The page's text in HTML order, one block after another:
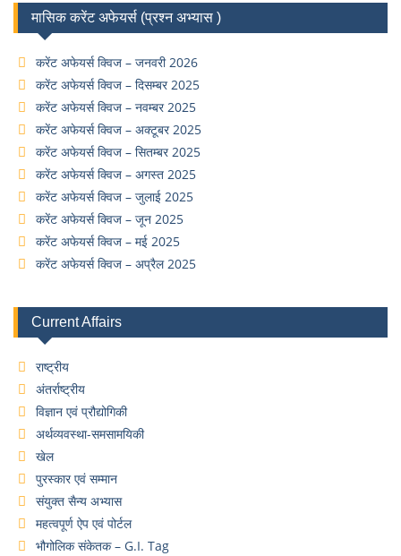
मासिक करेंट अफेयर्स (प्रश्न अभ्यास )
करेंट अफेयर्स क्विज – जनवरी 2026
करेंट अफेयर्स क्विज – दिसम्बर 2025
करेंट अफेयर्स क्विज – नवम्बर 2025
करेंट अफेयर्स क्विज – अक्टूबर 2025
करेंट अफेयर्स क्विज – सितम्बर 2025
करेंट अफेयर्स क्विज – अगस्त 2025
करेंट अफेयर्स क्विज – जुलाई 2025
करेंट अफेयर्स क्विज – जून 2025
करेंट अफेयर्स क्विज – मई 2025
करेंट अफेयर्स क्विज – अप्रैल 2025
Current Affairs
राष्ट्रीय
अंतर्राष्ट्रीय
विज्ञान एवं प्रौद्योगिकी
अर्थव्यवस्था-समसामयिकी
खेल
पुरस्कार एवं सम्मान
संयुक्त सैन्य अभ्यास
महत्वपूर्ण ऐप एवं पोर्टल
भौगोलिक संकेतक – G.I. Tag